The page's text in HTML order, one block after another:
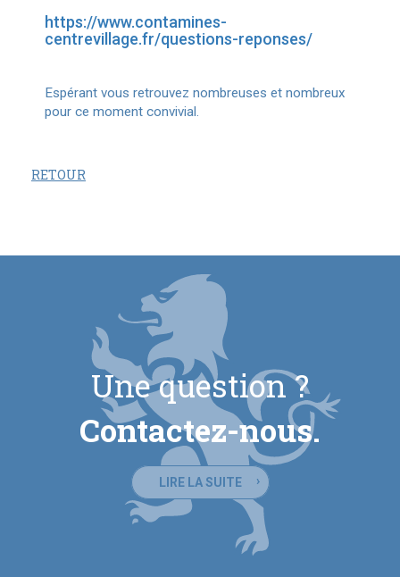
https://www.contamines-
centrevillage.fr/questions-reponses/
Espérant vous retrouvez nombreuses et nombreux
pour ce moment convivial.
RETOUR
Une question ?
Contactez-nous.
LIRE LA SUITE